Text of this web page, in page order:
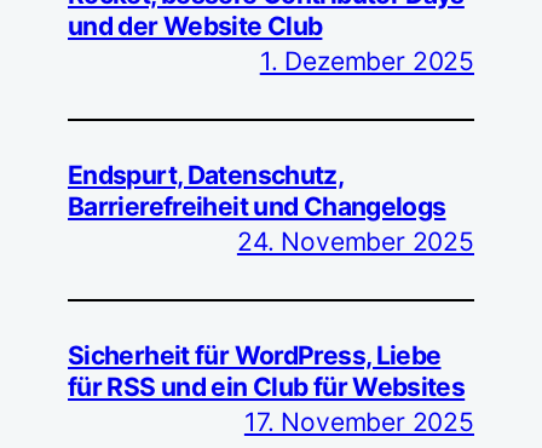
und der Website Club
1. Dezember 2025
Endspurt, Datenschutz,
Barrierefreiheit und Changelogs
24. November 2025
Sicherheit für WordPress, Liebe
für RSS und ein Club für Websites
17. November 2025